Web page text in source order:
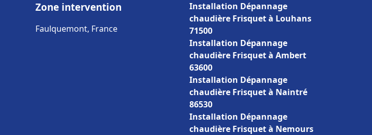
Zone intervention
Faulquemont, France
Installation Dépannage
chaudière Frisquet à Louhans
71500
Installation Dépannage
chaudière Frisquet à Ambert
63600
Installation Dépannage
chaudière Frisquet à Naintré
86530
Installation Dépannage
chaudière Frisquet à Nemours